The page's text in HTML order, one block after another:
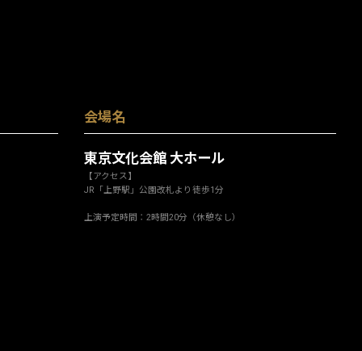
会場名
東京文化会館 大ホール
【アクセス】
JR「上野駅」公園改札より徒歩1分
上演予定時間：2時間20分（休憩なし）